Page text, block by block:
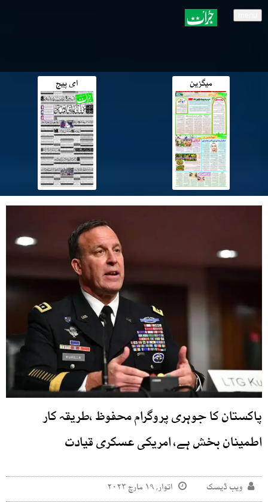
میگزین ای پیج
پاکستان کا جوہری پروگرام محفوظ ،طریقہ کار
اطمینان بخش ہے، امریکی عسکری قیادت
ویب ڈیسک اتوار, ۱۹ مارچ ۲۰۲۳